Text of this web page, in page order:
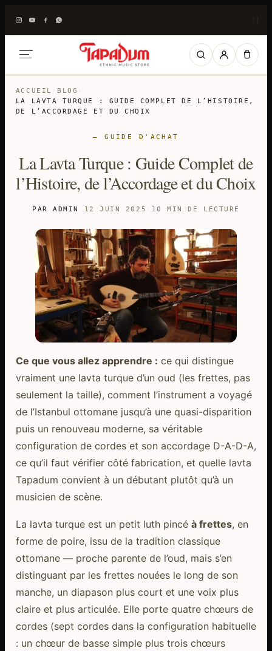
ACCUEIL › BLOG ›
LA LAVTA TURQUE : GUIDE COMPLET DE L’HISTOIRE,
DE L’ACCORDAGE ET DU CHOIX
— GUIDE D'ACHAT
La Lavta Turque : Guide Complet de
l’Histoire, de l’Accordage et du Choix
PAR ADMIN · 12 JUIN 2025 · 10 MIN DE LECTURE
Ce que vous allez apprendre : ce qui distingue
vraiment une lavta turque d’un oud (les frettes, pas
seulement la taille), comment l’instrument a voyagé
de l’Istanbul ottomane jusqu’à une quasi-disparition
puis un renouveau moderne, sa véritable
configuration de cordes et son accordage D-A-D-A,
ce qu’il faut vérifier côté fabrication, et quelle lavta
Tapadum convient à un débutant plutôt qu’à un
musicien de scène.
La lavta turque est un petit luth pincé à frettes, en
forme de poire, issu de la tradition classique
ottomane — proche parente de l’oud, mais s’en
distinguant par les frettes nouées le long de son
manche, un diapason plus court et une voix plus
claire et plus articulée. Elle porte quatre chœurs de
cordes (sept cordes dans la configuration habituelle
: un chœur de basse simple plus trois chœurs